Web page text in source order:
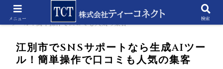
ホーム ブログ
江別市でSNSサポートなら生成AI
ツール！簡単操作で口コミも人気の集客
江別市でSNSサポートなら生成AIツー
ル！簡単操作で口コミも人気の集客
メニュー 検索